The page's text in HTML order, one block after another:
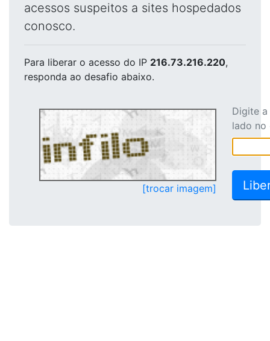
acessos suspeitos a sites hospedados
conosco.
Para liberar o acesso do IP 216.73.216.220,
responda ao desafio abaixo.
[trocar imagem]
Digite
lado no